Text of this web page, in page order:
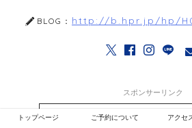
BLOG： http://b.hpr.jp/hp/
スポンサーリンク
ご予約はこちらか
トップページ ご予約について アクセ